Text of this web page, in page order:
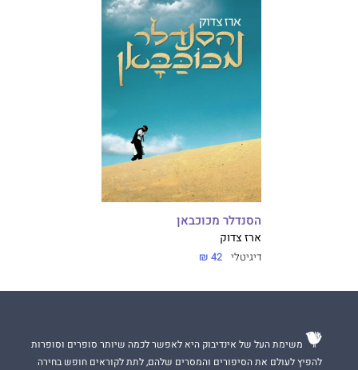
הסנדלר מכוכבאן
ארז צדוק
דיגיטלי 42 ₪
משימת העל של אינדיבוק היא לאפשר לכמה שיותר סופרים וסופרות
להפיץ לעולם את הסיפורים והמסרים שלהם, לתת לקוראים חופש בחירה